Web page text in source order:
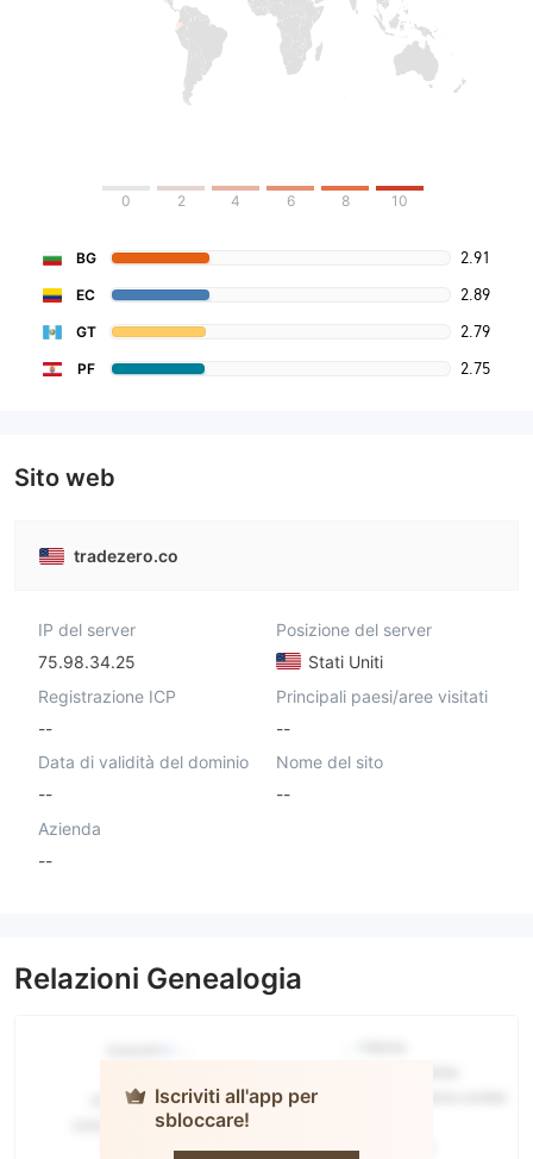
0 2 4 6 8 10
BG 2.91
EC 2.89
GT 2.79
PF 2.75
Sito web
tradezero.co
IP del server
75.98.34.25
Posizione del server
Stati Uniti
Registrazione ICP
--
Principali paesi/aree visitati
--
Data di validità del dominio
--
Nome del sito
--
Azienda
--
Relazioni Genealogia
Iscriviti all'app per
sbloccare!